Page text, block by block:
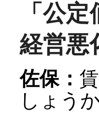
「公
経営悪
佐保：
しょうか